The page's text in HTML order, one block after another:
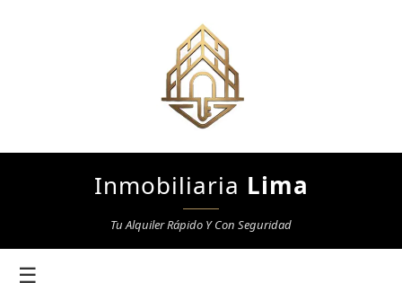
Inmobiliaria Lima
Tu Alquiler Rápido Y Con Seguridad
☰